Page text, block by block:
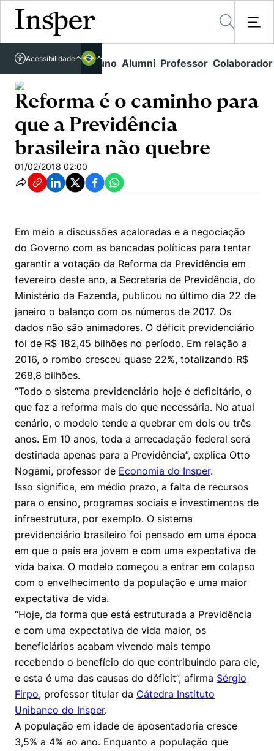
Links rápidos Aluno Alumni Professor Colaborador
Acessibilidade
Acessível em libras
Vestibular
Graduação
Todas as Engenharias
Engenharia de Computação
Engenharia de Produção
Engenharia Mecatrônica
Pós-Graduação
Finanças
Negócios
Políticas Públicas
Sustentabilidade
Tecnologia e Dados
Educação Executiva
Quem Somos
O Insper
Campus
Internacional
Núcleo de Carreiras
Hub de Inovação e Empreendedorismo
Como funciona
Prêmio Duda Ermírio de Moraes
Como funciona
Resolução Eficaz de Problemas
Oportunidade de Negócios
Women in Action
Sala de Imprensa
Comunidade Transforme
Missão
Projetos Sociais
Pesquisa
Pesquisa no Insper
Cátedras
Centro de Dados e IA
Biblioteca Telles
Repositório Institucional
Pesquisa na Graduação
Seminários Acadêmicos
Comitê de Ética em Pesquisa
Conteúdos
Eventos
Newsletters
Notícias
Youtube
Instagram
Linkedin
Gestão e Economia
Engenharia e Ciência da Computação
Corpo Docente
Busca por docentes
Áreas de Conhecimento
Prêmios de Excelência
Ensino e aprendizagem
Fale Conosco
Atendimento
Visite o Insper
Canal de Ética
Ouvidoria
Portal da Privacidade
Insper - Home Page\ \2\
Reforma é o caminho para que a Previdência brasileira não quebre
Reforma é o caminho para
que a Previdência
brasileira não quebre
01/02/2018 02:00
Em meio a discussões acaloradas e a negociação
do Governo com as bancadas políticas para tentar
garantir a votação da Reforma da Previdência em
fevereiro deste ano, a Secretaria de Previdência, do
Ministério da Fazenda, publicou no último dia 22 de
janeiro o balanço com os números de 2017. Os
dados não são animadores. O déficit previdenciário
foi de R$ 182,45 bilhões no período. Em relação a
2016, o rombo cresceu quase 22%, totalizando R$
268,8 bilhões.
“Todo o sistema previdenciário hoje é deficitário, o
que faz a reforma mais do que necessária. No atual
cenário, o modelo tende a quebrar em dois ou três
anos. Em 10 anos, toda a arrecadação federal será
destinada apenas para a Previdência”, explica Otto
Nogami, professor de Economia do Insper.
Isso significa, em médio prazo, a falta de recursos
para o ensino, programas sociais e investimentos de
infraestrutura, por exemplo. O sistema
previdenciário brasileiro foi pensado em uma época
em que o país era jovem e com uma expectativa de
vida baixa. O modelo começou a entrar em colapso
com o envelhecimento da população e uma maior
expectativa de vida.
“Hoje, da forma que está estruturada a Previdência
e com uma expectativa de vida maior, os
beneficiários acabam vivendo mais tempo
recebendo o benefício do que contribuindo para ele,
e esta é uma das causas do déficit”, afirma Sérgio
Firpo, professor titular da Cátedra Instituto
Unibanco do Insper.
A população em idade de aposentadoria cresce
3,5% a 4% ao ano. Enquanto a população que